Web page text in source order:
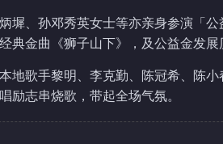
墀、孙邓秀英女士等亦亲身参演「
金曲《狮子山下》，及公益金发展
地歌手黎明、李克勤、陈冠希、陈
志串烧歌，带起全场气氛。